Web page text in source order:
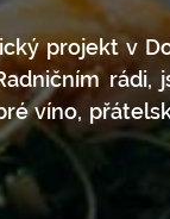
projekt v
rádi,
víno,